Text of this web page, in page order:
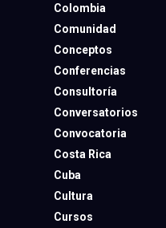
Colombia
Comunidad
Conceptos
Conferencias
Consultoría
Conversatorios
Convocatoria
Costa Rica
Cuba
Cultura
Cursos